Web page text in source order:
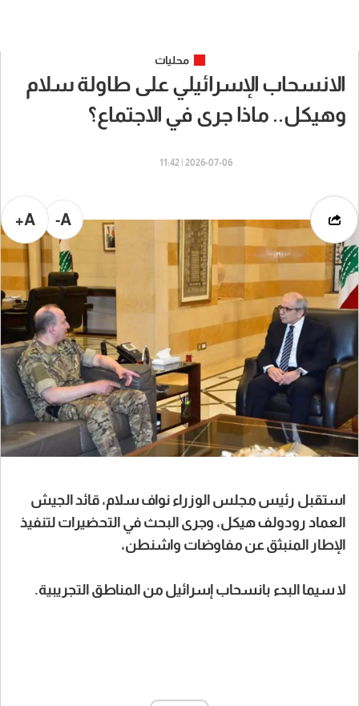
محليات
الانسحاب الإسرائيلي على طاولة سلام
وهيكل.. ماذا جرى في الاجتماع؟
2026-07-06 | 11:42
A-
A+
استقبل رئيس مجلس الوزراء نواف سلام، قائد الجيش
العماد رودولف هيكل، وجرى البحث في التحضيرات لتنفيذ
الإطار المنبثق عن مفاوضات واشنطن،
لا سيما البدء بانسحاب إسرائيل من المناطق التجريبية.